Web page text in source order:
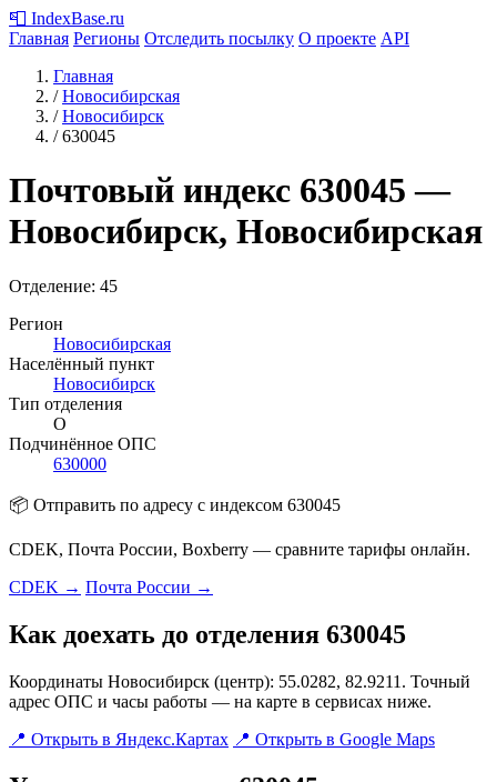
📮 IndexBase.ru
Главная Регионы Отследить посылку О проекте API
Главная
/ Новосибирская
/ Новосибирск
/ 630045
Почтовый индекс 630045 —
Новосибирск, Новосибирская
Отделение: 45
Регион
Новосибирская
Населённый пункт
Новосибирск
Тип отделения
О
Подчинённое ОПС
630000
📦 Отправить по адресу с индексом 630045
CDEK, Почта России, Boxberry — сравните тарифы онлайн.
CDEK → Почта России →
Как доехать до отделения 630045
Координаты Новосибирск (центр): 55.0282, 82.9211. Точный
адрес ОПС и часы работы — на карте в сервисах ниже.
📍 Открыть в Яндекс.Картах 📍 Открыть в Google Maps